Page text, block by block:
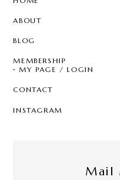
ABOUT
BLOG
MEMBERSHIP
MY PAGE / LOGIN
CONTACT
INSTAGRAM
Mail